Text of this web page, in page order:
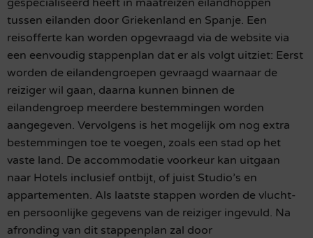
tussen eilanden door Griekenland en Spanje. Een
reisofferte kan worden opgevraagd via de website via
een eenvoudig stappenplan dat er als volgt uitziet: Eerst
worden de eilandengroepen gevraagd waarnaar de
reiziger wil gaan, daarna kunnen binnen de
eilandengroep meerdere bestemmingen worden
aangegeven. Vervolgens is het mogelijk om nog extra
bestemmingen toe te voegen, zoals een stad op het
vaste land. De accommodatie voorkeur kan uitgaan
naar Hotels inclusief ontbijt, of juist Studio’s en
appartementen. Als laatste stappen worden de vlucht-
en persoonlijke gegevens van de reiziger ingevuld. Na
afronding van dit stappenplan zal door